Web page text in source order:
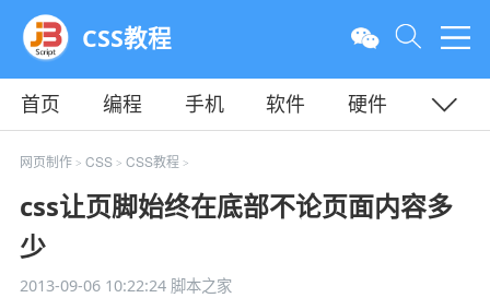
CSS教程
首页 编程 手机 软件
硬件
教程
平面 服务器
网页制作> CSS> CSS教程 >
css让页脚始终在底部不论页面内容多
少
2013-09-06 10:22:24脚本之家